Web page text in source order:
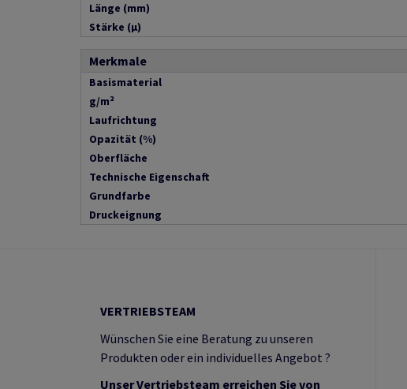
Länge (mm)
Stärke (µ)
Merkmale
Basismaterial
g/m²
Laufrichtung
Opazität (%)
Oberfläche
Technische Eigenschaft
Grundfarbe
Druckeignung
VERTRIEBSTEAM
Wünschen Sie eine Beratung zu unseren
Produkten oder ein individuelles Angebot ?
Unser Vertriebsteam erreichen Sie von